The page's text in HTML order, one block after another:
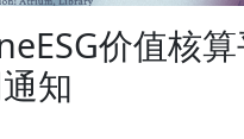
价值核
知